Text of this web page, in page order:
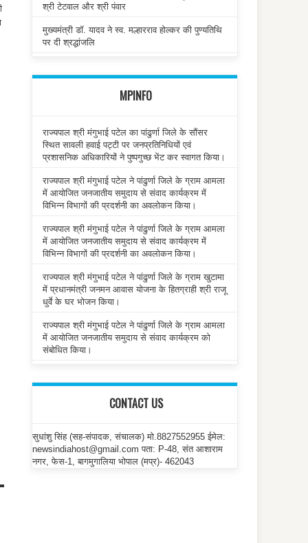
श्री टेटवाल और श्री पंवार
मुख्यमंत्री डॉ. यादव ने स्व. मल्हारराव होल्कर की पुण्यतिथि
पर दी श्रद्धांजलि
MPINFO
राज्यपाल श्री मंगुभाई पटेल का पांढुर्णा जिले के सौंसर
स्थित सावली हवाई पट्टी पर जनप्रतिनिधियों एवं
प्रशासनिक अधिकारियों ने पुष्पगुच्छ भेंट कर स्वागत किया।
राज्यपाल श्री मंगुभाई पटेल ने पांढुर्णा जिले के ग्राम आमला
में आयोजित जनजातीय समुदाय से संवाद कार्यक्रम में
विभिन्न विभागों की प्रदर्शनी का अवलोकन किया।
राज्यपाल श्री मंगुभाई पटेल ने पांढुर्णा जिले के ग्राम आमला
में आयोजित जनजातीय समुदाय से संवाद कार्यक्रम में
विभिन्न विभागों की प्रदर्शनी का अवलोकन किया।
राज्यपाल श्री मंगुभाई पटेल ने पांढुर्णा जिले के ग्राम खुटामा
में प्रधानमंत्री जनमन आवास योजना के हितग्राही श्री राजू
धुर्वे के घर भोजन किया।
राज्यपाल श्री मंगुभाई पटेल ने पांढुर्णा जिले के ग्राम आमला
में आयोजित जनजातीय समुदाय से संवाद कार्यक्रम को
संबोधित किया।
CONTACT US
सुधांशु सिंह (सह-संपादक, संचालक) मो.8827552955 ईमेल:
newsindiahost@gmail.com पता: P-48, संत आशाराम
नगर, फेस-1, बागमुगालिया भोपाल (मप्र)- 462043